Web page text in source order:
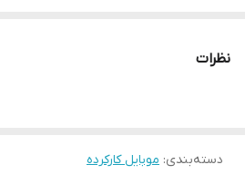
نظرات
دسته‌بندی: موبایل کارکرده